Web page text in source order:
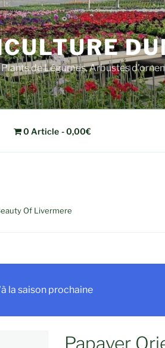
Plants de Légumes, Arbustes
0 Article 0,00€
Of Livermere
la saison prochaine
Papaver